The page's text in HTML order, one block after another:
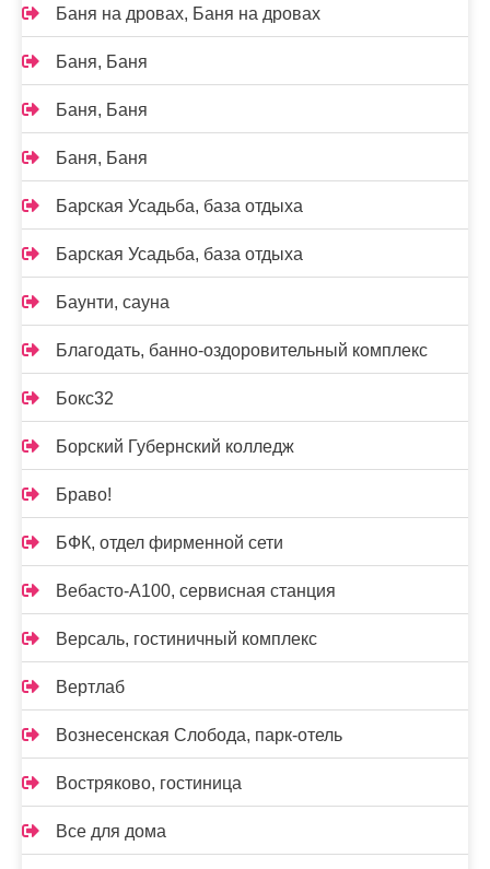
Баня на дровах, Баня на дровах
Баня, Баня
Баня, Баня
Баня, Баня
Барская Усадьба, база отдыха
Барская Усадьба, база отдыха
Баунти, сауна
Благодать, банно-оздоровительный комплекс
Бокс32
Борский Губернский колледж
Браво!
БФК, отдел фирменной сети
Вебасто-А100, сервисная станция
Версаль, гостиничный комплекс
Вертлаб
Вознесенская Слобода, парк-отель
Востряково, гостиница
Все для дома